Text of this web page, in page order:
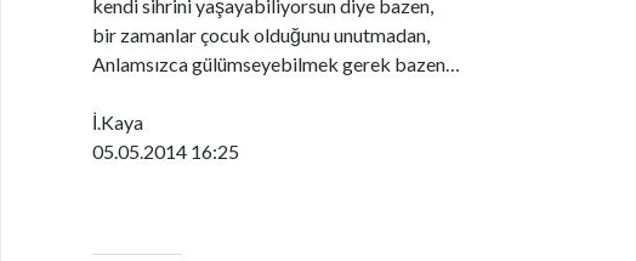
kendi sihrini yaşayabiliyorsun diye bazen,
bir zamanlar çocuk olduğunu unutmadan,
Anlamsızca gülümseyebilmek gerek bazen…
İ.Kaya
05.05.2014 16:25